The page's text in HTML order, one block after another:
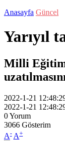
Anasayfa Güncel
Yarıyıl
Milli Eğitim
2022-1-21
2022-1-21
0Yorum
3066 Gösterim
A- A+